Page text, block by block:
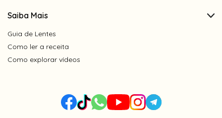
Saiba Mais
Guia de Lentes
Como ler a receita
Como explorar vídeos